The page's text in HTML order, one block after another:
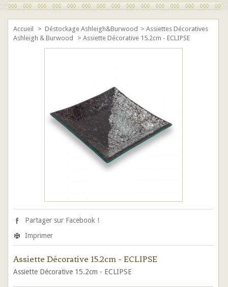
Accueil > Déstockage Ashleigh&Burwood > Assiettes Décoratives
Ashleigh & Burwood
> Assiette Décorative 15.2cm - ECLIPSE
Partager sur Facebook !
Imprimer
Assiette Décorative 15.2cm - ECLIPSE
Assiette Décorative 15.2cm - ECLIPSE